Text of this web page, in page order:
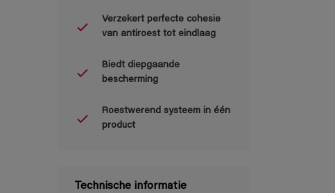
Verzekert perfecte cohesie
van antiroest tot eindlaag
Biedt diepgaande
bescherming
Roestwerend systeem in één
product
Technische informatie